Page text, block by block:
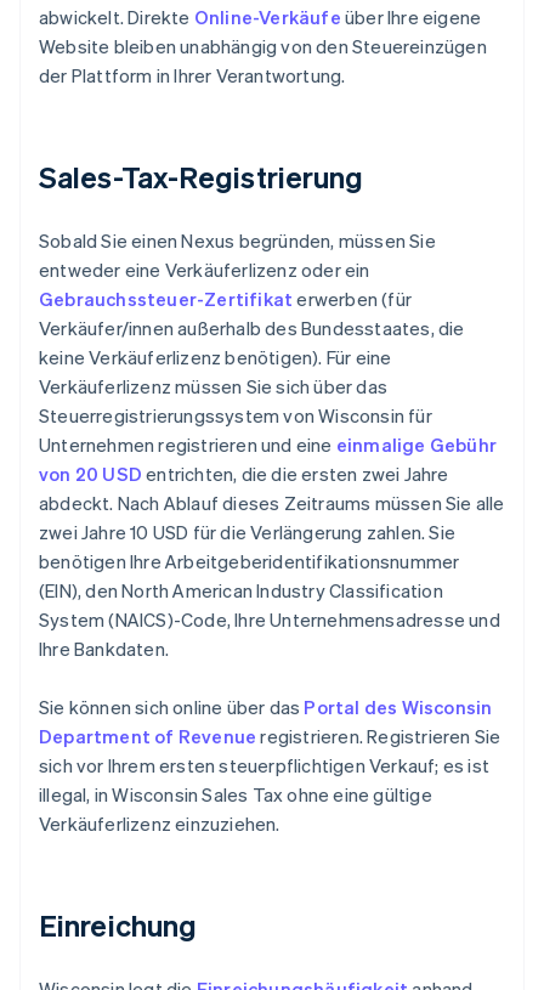
abwickelt. Direkte Online-Verkäufe über Ihre eigene
Website bleiben unabhängig von den Steuereinzügen
der Plattform in Ihrer Verantwortung.
Sales-Tax-Registrierung
Sobald Sie einen Nexus begründen, müssen Sie
entweder eine Verkäuferlizenz oder ein
Gebrauchssteuer-Zertifikat erwerben (für
Verkäufer/innen außerhalb des Bundesstaates, die
keine Verkäuferlizenz benötigen). Für eine
Verkäuferlizenz müssen Sie sich über das
Steuerregistrierungssystem von Wisconsin für
Unternehmen registrieren und eine einmalige Gebühr
von 20 USD entrichten, die die ersten zwei Jahre
abdeckt. Nach Ablauf dieses Zeitraums müssen Sie alle
zwei Jahre 10 USD für die Verlängerung zahlen. Sie
benötigen Ihre Arbeitgeberidentifikationsnummer
(EIN), den North American Industry Classification
System (NAICS)-Code, Ihre Unternehmensadresse und
Ihre Bankdaten.
Sie können sich online über das Portal des Wisconsin
Department of Revenue registrieren. Registrieren Sie
sich vor Ihrem ersten steuerpflichtigen Verkauf; es ist
illegal, in Wisconsin Sales Tax ohne eine gültige
Verkäuferlizenz einzuziehen.
Einreichung